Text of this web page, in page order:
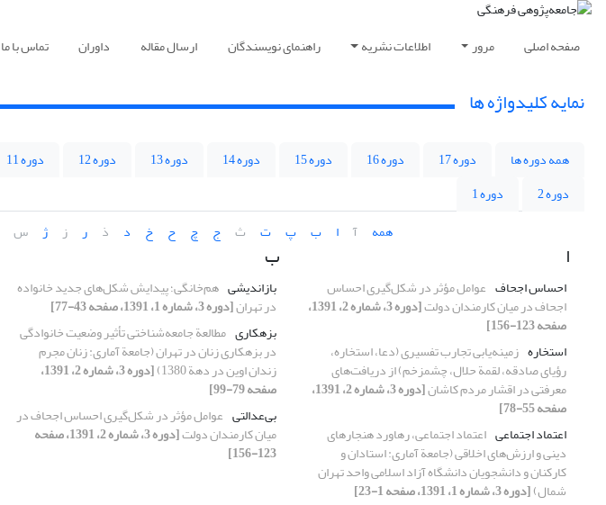
صفحه اصلی مرور اطلاعات نشریه راهنمای نویسندگان ارسال مقاله داوران تماس با ما
نمایه کلیدواژه ها
همه دوره ها دوره 17 دوره 16 دوره 15 دوره 14 دوره 13 دوره 12 دوره 11
دوره 2
دوره 1
همه
آ ا ب پ ت ث ج چ ح خ د ذ ر ز ژ س
ا
احساس اجحاف عوامل مؤثر در شکل‌گیری احساس
اجحاف در میان کارمندان دولت [دوره 3، شماره 2، 1391،
صفحه 123-156]
استخاره زمینه‌یابی تجارب تفسیری (دعا، استخاره،
رؤیای صادقه، لقمة حلال، چشم‏زخم) از دریافت‌های
معرفتی در اقشار مردم کاشان [دوره 3، شماره 2، 1391،
صفحه 55-78]
اعتماد اجتماعی اعتماد اجتماعی، رهاورد هنجارهای
دینی و ارزش‌های اخلاقی (جامعة آماری: استادان و
کارکنان و دانشجویان دانشگاه آزاد اسلامی واحد تهران
شمال)[دوره 3، شماره 1، 1391، صفحه 1-23]
ب
بازاندیشی هم‌خانگی؛ پیدایش شکل‌های جدید خانواده
در تهران[دوره 3، شماره 1، 1391، صفحه 43-77]
بزهکاری مطالعة جامعه‌شناختی تأثیر وضعیت خانوادگی
در بزهکاری زنان در تهران (جامعة آماری: زنان مجرم
زندان اوین در دهة 1380) [دوره 3، شماره 2، 1391،
صفحه 79-99]
بی‌عدالتی عوامل مؤثر در شکل‌گیری احساس اجحاف در
میان کارمندان دولت [دوره 3، شماره 2، 1391، صفحه
123-156]